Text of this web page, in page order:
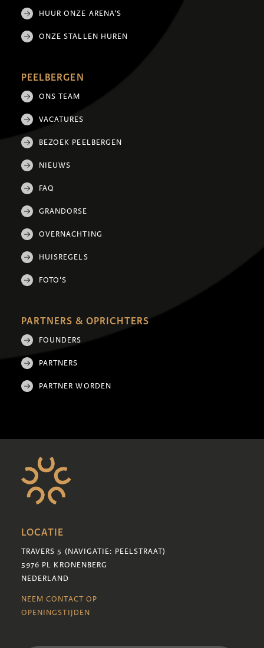
HUUR ONZE ARENA'S
ONZE STALLEN HUREN
PEELBERGEN
ONS TEAM
VACATURES
BEZOEK PEELBERGEN
NIEUWS
FAQ
GRANDORSE
OVERNACHTING
HUISREGELS
FOTO'S
PARTNERS & OPRICHTERS
FOUNDERS
PARTNERS
PARTNER WORDEN
LOCATIE
TRAVERS 5 (NAVIGATIE: PEELSTRAAT)
5976 PL KRONENBERG
NEDERLAND
NEEM CONTACT OP
OPENINGSTIJDEN